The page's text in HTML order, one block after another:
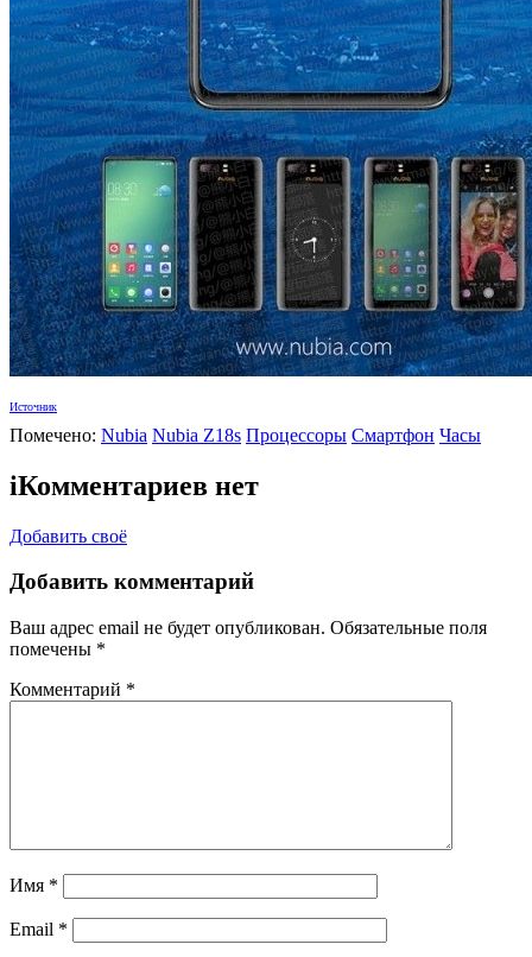
Источник
Помечено: Nubia Nubia Z18s Процессоры Смартфон Часы
iКомментариев нет
Добавить своё
Добавить комментарий
Ваш адрес email не будет опубликован. Обязательные поля
помечены *
Комментарий *
Имя *
Email *